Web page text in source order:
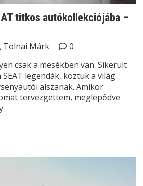
titkos autókollekciójába –
Tolnai Márk
0
csak a mesékben van. Sikerült
legendák, köztük a világ
alszanak. Amikor
tervezgettem, meglepődve